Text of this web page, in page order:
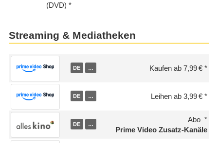
(DVD)
Streaming & Mediatheken
DE … Kaufen ab 7,99 €
DE … Leihen ab 3,99 €
DE …
Abo
Prime Video Zusatz-Kanäle